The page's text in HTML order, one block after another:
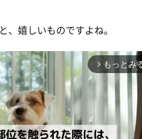
嬉しいものですよね。
arrow_forward_ios もっとみ